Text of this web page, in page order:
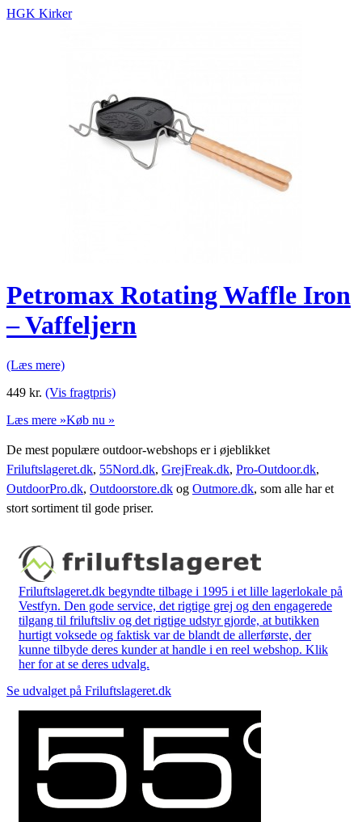
HGK Kirker
Petromax Rotating Waffle Iron
– Vaffeljern
(Læs mere)
449 kr. (Vis fragtpris)
Læs mere »Køb nu »
De mest populære outdoor-webshops er i øjeblikket
Friluftslageret.dk, 55Nord.dk, GrejFreak.dk, Pro-Outdoor.dk,
OutdoorPro.dk, Outdoorstore.dk og Outmore.dk, som alle har et
stort sortiment til gode priser.
Friluftslageret.dk begyndte tilbage i 1995 i et lille lagerlokale på
Vestfyn. Den gode service, det rigtige grej og den engagerede
tilgang til friluftsliv og det rigtige udstyr gjorde, at butikken
hurtigt voksede og faktisk var de blandt de allerførste, der
kunne tilbyde deres kunder at handle i en reel webshop. Klik
her for at se deres udvalg.
Se udvalget på Friluftslageret.dk